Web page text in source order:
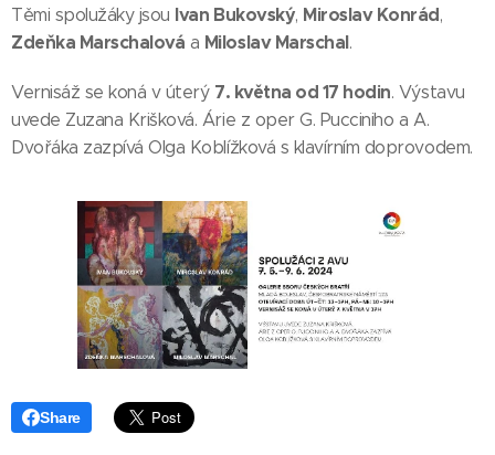
Těmi spolužáky jsou Ivan Bukovský, Miroslav Konrád,
Zdeňka Marschalová a Miloslav Marschal.
Vernisáž se koná v úterý 7. května od 17 hodin. Výstavu
uvede Zuzana Krišková. Árie z oper G. Pucciniho a A.
Dvořáka zazpívá Olga Koblížková s klavírním doprovodem.
Share